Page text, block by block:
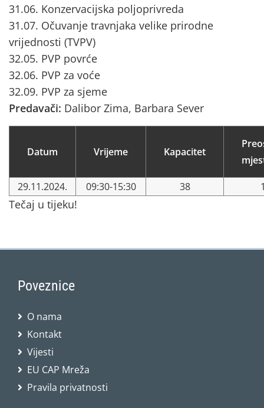
31.06. Konzervacijska poljoprivreda
31.07. Očuvanje travnjaka velike prirodne
vrijednosti (TVPV)
32.05. PVP povrće
32.06. PVP za voće
32.09. PVP za sjeme
Predavači: Dalibor Zima, Barbara Sever
Datum Vrijeme Kapacitet
29.11.2024. 09:30-15:30 38
Tečaj u tijeku!
Poveznice
O nama
Kontakt
Vijesti
EU CAP Mreža
Pravila privatnosti